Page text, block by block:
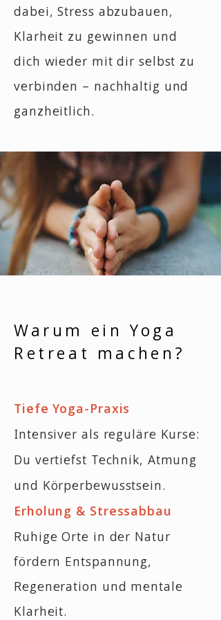
dabei, Stress abzubauen,
Klarheit zu gewinnen und
dich wieder mit dir selbst zu
verbinden – nachhaltig und
ganzheitlich.
Warum ein Yoga
Retreat machen?
Tiefe Yoga-Praxis
Intensiver als reguläre Kurse:
Du vertiefst Technik, Atmung
und Körperbewusstsein.
Erholung & Stressabbau
Ruhige Orte in der Natur
fördern Entspannung,
Regeneration und mentale
Klarheit.